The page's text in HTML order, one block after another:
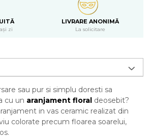
zi
LIVRARE ANONIMĂ
La solicitare
sau pur si simplu doresti sa
cu un aranjament floral deosebit?
in vas ceramic realizat din
colorate precum floarea soarelui,